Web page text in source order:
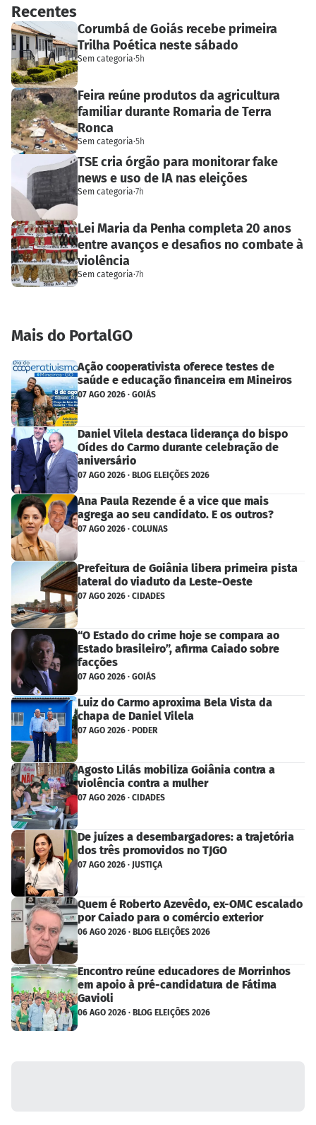
Recentes
Corumbá de Goiás recebe primeira
Trilha Poética neste sábado
Sem categoria·5h
Feira reúne produtos da agricultura
familiar durante Romaria de Terra
Ronca
Sem categoria·5h
TSE cria órgão para monitorar fake
news e uso de IA nas eleições
Sem categoria·7h
Lei Maria da Penha completa 20 anos
entre avanços e desafios no combate à
violência
Sem categoria·7h
Mais do PortalGO
Ação cooperativista oferece testes de
saúde e educação financeira em Mineiros
07 AGO 2026 · GOIÁS
Daniel Vilela destaca liderança do bispo
Oídes do Carmo durante celebração de
aniversário
07 AGO 2026 · BLOG ELEIÇÕES 2026
Ana Paula Rezende é a vice que mais
agrega ao seu candidato. E os outros?
07 AGO 2026 · COLUNAS
Prefeitura de Goiânia libera primeira pista
lateral do viaduto da Leste-Oeste
07 AGO 2026 · CIDADES
“O Estado do crime hoje se compara ao
Estado brasileiro”, afirma Caiado sobre
facções
07 AGO 2026 · GOIÁS
Luiz do Carmo aproxima Bela Vista da
chapa de Daniel Vilela
07 AGO 2026 · PODER
Agosto Lilás mobiliza Goiânia contra a
violência contra a mulher
07 AGO 2026 · CIDADES
De juízes a desembargadores: a trajetória
dos três promovidos no TJGO
07 AGO 2026 · JUSTIÇA
Quem é Roberto Azevêdo, ex-OMC escalado
por Caiado para o comércio exterior
06 AGO 2026 · BLOG ELEIÇÕES 2026
Encontro reúne educadores de Morrinhos
em apoio à pré-candidatura de Fátima
Gavioli
06 AGO 2026 · BLOG ELEIÇÕES 2026